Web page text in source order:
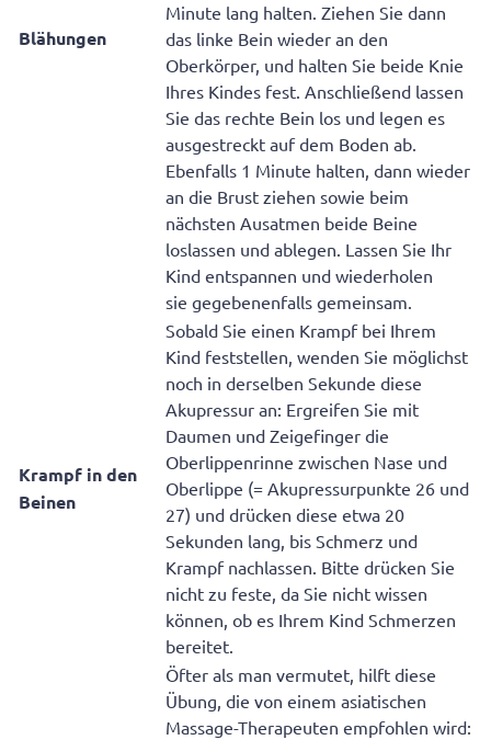
Blähungen
Minute lang halten. Ziehen Sie dann
das linke Bein wieder an den
Oberkörper, und halten Sie beide Knie
Ihres Kindes fest. Anschließend lassen
Sie das rechte Bein los und legen es
ausgestreckt auf dem Boden ab.
Ebenfalls 1 Minute halten, dann wieder
an die Brust ziehen sowie beim
nächsten Ausatmen beide Beine
loslassen und ablegen. Lassen Sie Ihr
Kind entspannen und wiederholen
sie gegebenenfalls gemeinsam.
Krampf in den
Beinen
Sobald Sie einen Krampf bei Ihrem
Kind feststellen, wenden Sie möglichst
noch in derselben Sekunde diese
Akupressur an: Ergreifen Sie mit
Daumen und Zeigefinger die
Oberlippenrinne zwischen Nase und
Oberlippe (= Akupressurpunkte 26 und
27) und drücken diese etwa 20
Sekunden lang, bis Schmerz und
Krampf nachlassen. Bitte drücken Sie
nicht zu feste, da Sie nicht wissen
können, ob es Ihrem Kind Schmerzen
bereitet.
Öfter als man vermutet, hilft diese
Übung, die von einem asiatischen
Massage-Therapeuten empfohlen wird: